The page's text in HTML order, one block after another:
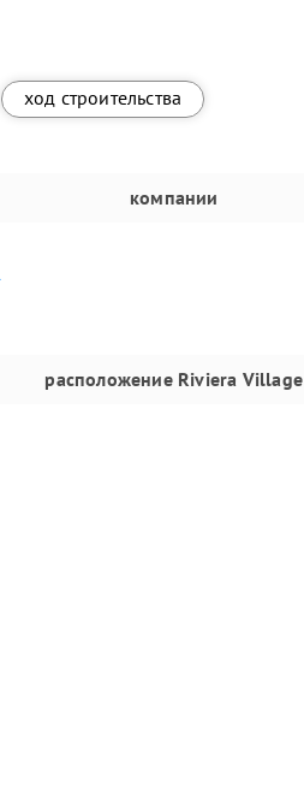
ход строительства
компании
расположениеRiviera Village